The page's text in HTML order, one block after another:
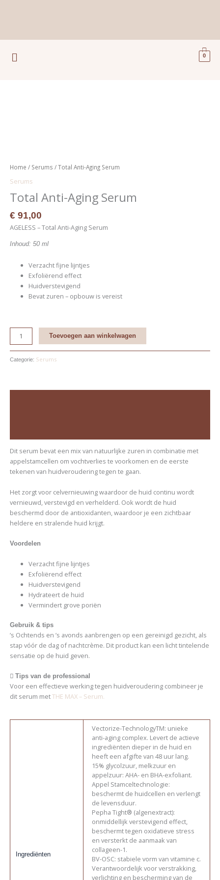
Menu 0
Home / Serums / Total Anti-Aging Serum
Serums
Total Anti-Aging Serum
€ 91,00
AGELESS – Total Anti-Aging Serum
Inhoud: 50 ml
Verzacht fijne lijntjes
Exfoliërend effect
Huidverstevigend
Bevat zuren – opbouw is vereist
Toevoegen aan winkelwagen
Categorie: Serums
Dit serum bevat een mix van natuurlijke zuren in combinatie met
appelstamcellen om vochtverlies te voorkomen en de eerste
tekenen van huidveroudering tegen te gaan.
Het zorgt voor celvernieuwing waardoor de huid continu wordt
vernieuwd, verstevigd en verhelderd. Ook wordt de huid
beschermd door de antioxidanten, waardoor je een zichtbaar
heldere en stralende huid krijgt.
Voordelen
Verzacht fijne lijntjes
Exfoliërend effect
Huidverstevigend
Hydrateert de huid
Vermindert grove poriën
Gebruik & tips
’s Ochtends en ’s avonds aanbrengen op een gereinigd gezicht, als
stap vóór de dag of nachtcrème. Dit product kan een licht tintelende
sensatie op de huid geven.
Tips van de professional
Voor een effectieve werking tegen huidveroudering combineer je
dit serum metTHE MAX – Serum.
Ingrediënten
Vectorize-TechnologyTM: unieke
anti-aging complex. Levert de actieve
ingrediënten dieper in de huid en
heeft een afgifte van 48 uur lang.
15% glycolzuur, melkzuur en
appelzuur: AHA- en BHA-exfoliant.
Appel Stamceltechnologie:
beschermt de huidcellen en verlengt
de levensduur.
Pepha Tight® (algenextract):
onmiddellijk verstevigend effect,
beschermt tegen oxidatieve stress
en versterkt de aanmaak van
collageen-1.
BV-OSC: stabiele vorm van vitamine c.
Verantwoordelijk voor verstrakking,
verlichting en bescherming van de